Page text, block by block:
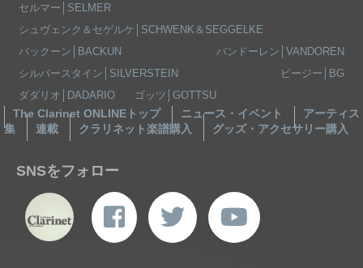
セルマー│SELMER
シュヴェンク＆セゲルケ│SCHWENK＆SEGGELKE
バックーン│BACKUN
バンドーレン│VANDOREN
シルバースタイン│SILVERSTEIN
ビージー│BG
ダダリオ│DADARIO
ゴッツ│GOTTSU
The Clarinet ONLINEトップ ニュース・イベント
アーティ
集
連載 クラリネット楽譜購入 グッズ・アクセサリー購入
SNSをフォロー